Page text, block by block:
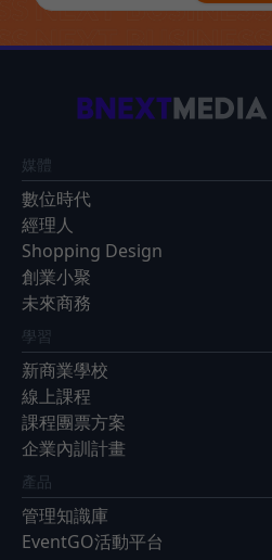
媒體
數位時代
經理人
Shopping Design
創業小聚
未來商務
學習
新商業學校
線上課程
課程團票方案
企業內訓計畫
產品
管理知識庫
EventGO活動平台